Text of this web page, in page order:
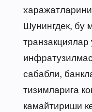
Шунингдек, бу
транзакциялар
сабабли,
тизимларига
камайтириши